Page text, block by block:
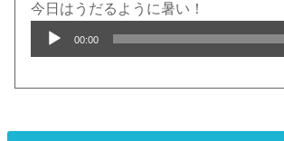
今日はうだるように暑い！
Audio
Player
00:00